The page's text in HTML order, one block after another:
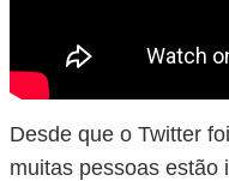
Desde que o Twitter
muitas pessoas estão